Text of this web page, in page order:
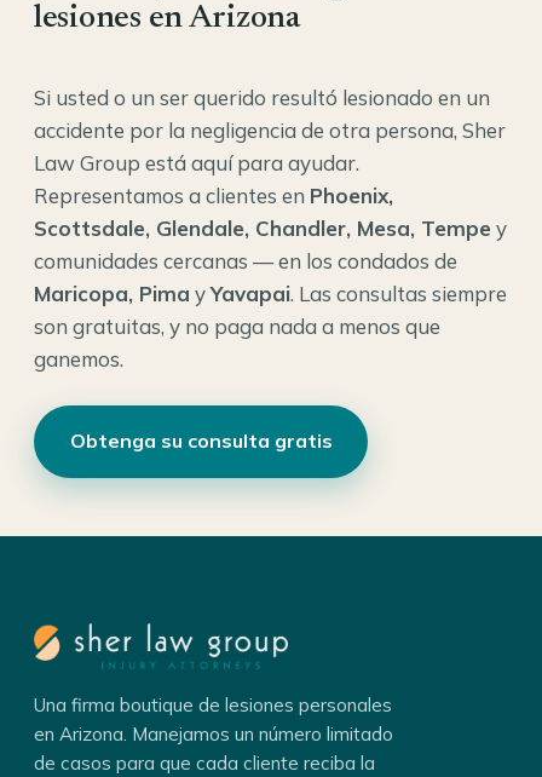
lesiones en Arizona
Si usted o un ser querido resultó lesionado en un
accidente por la negligencia de otra persona, Sher
Law Group está aquí para ayudar.
Representamos a clientes en Phoenix,
Scottsdale, Glendale, Chandler, Mesa, Tempe y
comunidades cercanas — en los condados de
Maricopa, Pima yYavapai. Las consultas siempre
son gratuitas, y no paga nada a menos que
ganemos.
Obtenga su consulta gratis
Una firma boutique de lesiones personales
en Arizona. Manejamos un número limitado
de casos para que cada cliente reciba la